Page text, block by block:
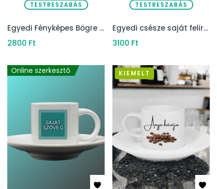
TESTRESZABÁS
Egyedi Fényképes Bögre – „Családom & Memories”
2800 Ft
TESTRESZABÁS
Egyedi csésze saját felirattal (Kreátor)
3100 Ft
Online szerkesztő KIEMELT